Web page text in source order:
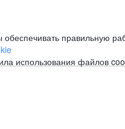
правильную
использования файлов